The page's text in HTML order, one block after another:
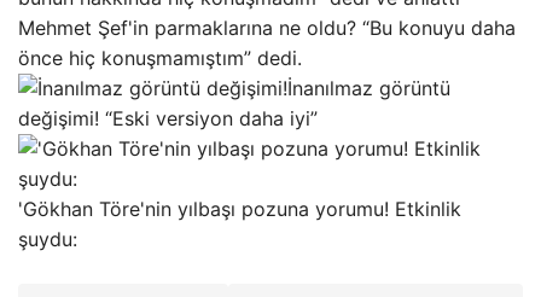
Mehmet Şef'in parmaklarına ne oldu? “Bu konuyu daha
önce hiç konuşmamıştım” dedi.
İnanılmaz görüntü
değişimi! “Eski versiyon daha iyi”
'Gökhan Töre'nin yılbaşı pozuna yorumu! Etkinlik
şuydu: